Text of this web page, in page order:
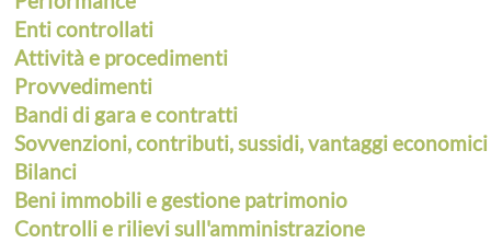
Enti controllati
Attività e procedimenti
Provvedimenti
Bandi di gara e contratti
Sovvenzioni, contributi, sussidi, vantaggi economici
Bilanci
Beni immobili e gestione patrimonio
Controlli e rilievi sull'amministrazione